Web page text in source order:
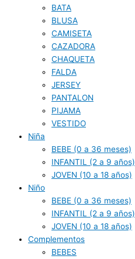
BATA
BLUSA
CAMISETA
CAZADORA
CHAQUETA
FALDA
JERSEY
PANTALON
PIJAMA
VESTIDO
Niña
BEBE (0 a 36 meses)
INFANTIL (2 a 9 años)
JOVEN (10 a 18 años)
Niño
BEBE (0 a 36 meses)
INFANTIL (2 a 9 años)
JOVEN (10 a 18 años)
Complementos
BEBES